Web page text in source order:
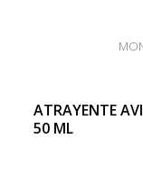
ATRAYENTE
50 ML